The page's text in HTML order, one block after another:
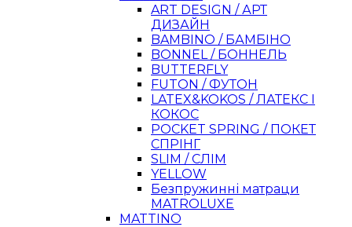
ART DESIGN / АРТ
ДИЗАЙН
BAMBINO / БАМБІНО
BONNEL / БОННЕЛЬ
BUTTERFLY
FUTON / ФУТОН
LATEX&KOKOS / ЛАТЕКС І
КОКОС
POCKET SPRING / ПОКЕТ
СПРІНГ
SLIM / СЛІМ
YELLOW
Безпружинні матраци
MATROLUXE
MATTINO